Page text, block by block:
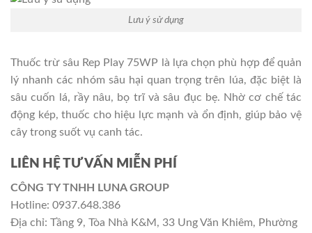
Lưu ý sử dụng
Thuốc trừ sâu Rep Play 75WP là lựa chọn phù hợp để quản
lý nhanh các nhóm sâu hại quan trọng trên lúa, đặc biệt là
sâu cuốn lá, rầy nâu, bọ trĩ và sâu đục bẹ. Nhờ cơ chế tác
động kép, thuốc cho hiệu lực mạnh và ổn định, giúp bảo vệ
cây trong suốt vụ canh tác.
LIÊN HỆ TƯ VẤN MIỄN PHÍ
CÔNG TY TNHH LUNA GROUP
Hotline: 0937.648.386
Địa chỉ: Tầng 9, Tòa Nhà K&M, 33 Ung Văn Khiêm, Phường